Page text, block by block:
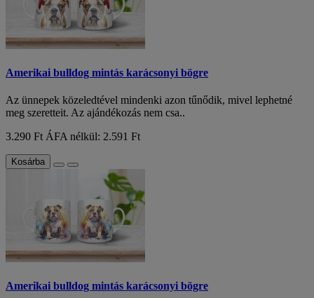
Amerikai bulldog mintás karácsonyi bögre
Az ünnepek közeledtével mindenki azon tűnődik, mivel lephetné
meg szeretteit. Az ajándékozás nem csa..
3.290 Ft ÁFA nélkül: 2.591 Ft
Kosárba
Amerikai bulldog mintás karácsonyi bögre